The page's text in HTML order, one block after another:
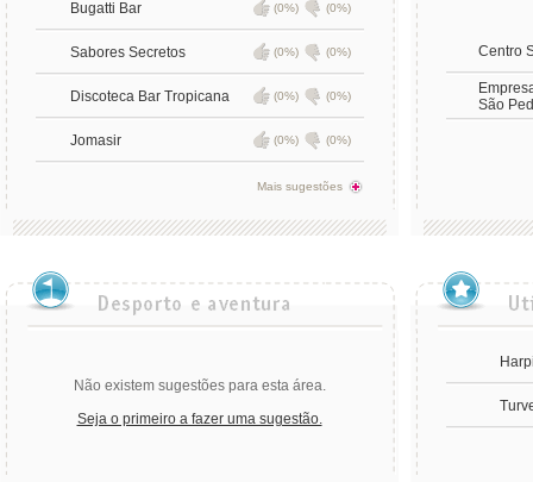
Bugatti Bar (0%) (0%)
Sabores Secretos (0%) (0%)
Discoteca Bar Tropicana (0%) (0%)
Jomasir (0%) (0%)
Mais sugestões
Centro
São
Não existem sugestões para esta área.
Seja o primeiro a fazer uma sugestão.